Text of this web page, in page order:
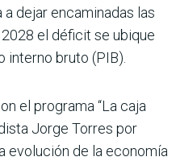
dejar encaminadas las
el déficit se ubique
interno bruto (PIB).
el programa “La caja
Jorge Torres por
evolución de la economía